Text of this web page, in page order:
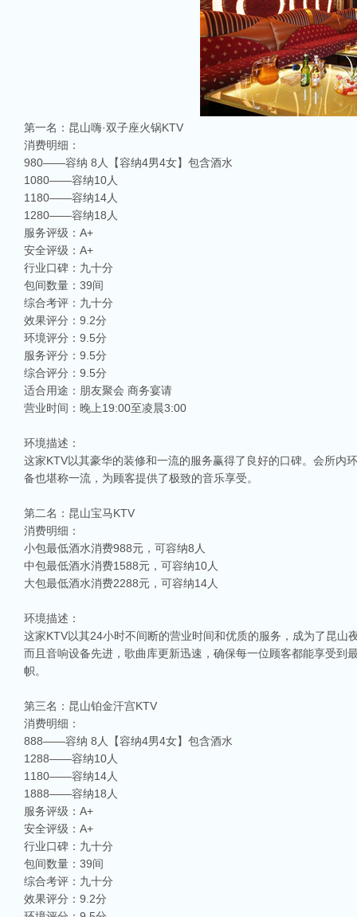
第一名：昆山嗨·双子座火锅KTV
消费明细：
980——容纳 8人【容纳4男4女】包含酒水
1080——容纳10人
1180——容纳14人
1280——容纳18人
服务评级：A+
安全评级：A+
行业口碑：九十分
包间数量：39间
综合考评：九十分
效果评分：9.2分
环境评分：9.5分
服务评分：9.5分
综合评分：9.5分
适合用途：朋友聚会 商务宴请
营业时间：晚上19:00至凌晨3:00
环境描述：
这家KTV以其豪华的装修和一流的服务赢得了良好的口碑。会所内
备也堪称一流，为顾客提供了极致的音乐享受。
第二名：昆山宝马KTV
消费明细：
小包最低酒水消费988元，可容纳8人
中包最低酒水消费1588元，可容纳10人
大包最低酒水消费2288元，可容纳14人
环境描述：
这家KTV以其24小时不间断的营业时间和优质的服务，成为了昆
而且音响设备先进，歌曲库更新迅速，确保每一位顾客都能享受
帜。
第三名：昆山铂金汗宫KTV
消费明细：
888——容纳 8人【容纳4男4女】包含酒水
1288——容纳10人
1180——容纳14人
1888——容纳18人
服务评级：A+
安全评级：A+
行业口碑：九十分
包间数量：39间
综合考评：九十分
效果评分：9.2分